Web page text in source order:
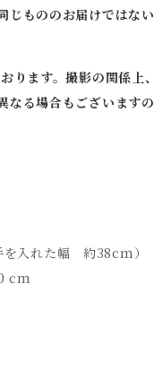
じもののお届けではない
ります。撮影の関係上、
なる場合もございますの
入れた幅 約38cm）
cm